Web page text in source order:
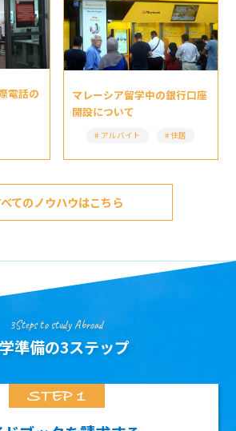
電話の
マレーシア留学中の銀行口座
開設について
アルバイト 住居
てのノウハウはこちら
3Steps to study Abroad
準備の3ステップ